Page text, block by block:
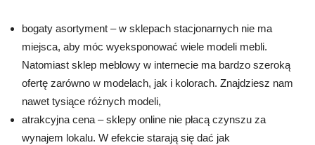
bogaty asortyment – w sklepach stacjonarnych nie ma
miejsca, aby móc wyeksponować wiele modeli mebli.
Natomiast sklep meblowy w internecie ma bardzo szeroką
ofertę zarówno w modelach, jak i kolorach. Znajdziesz nam
nawet tysiące różnych modeli,
atrakcyjna cena – sklepy online nie płacą czynszu za
wynajem lokalu. W efekcie starają się dać jak